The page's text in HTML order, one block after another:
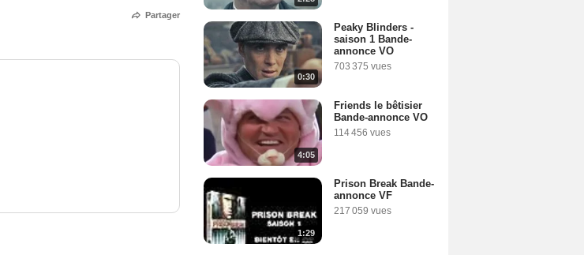
Partager
0:30
Peaky Blinders -
saison 1 Bande-
annonce VO
703 375 vues
4:05
Friends le bêtisier
Bande-annonce VO
114 456 vues
1:29
Prison Break Bande-
annonce VF
217 059 vues